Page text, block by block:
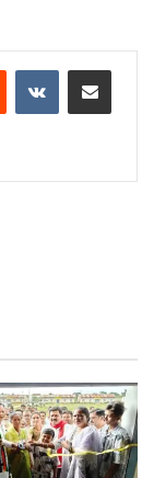
Reddit VKontakteShare via Email